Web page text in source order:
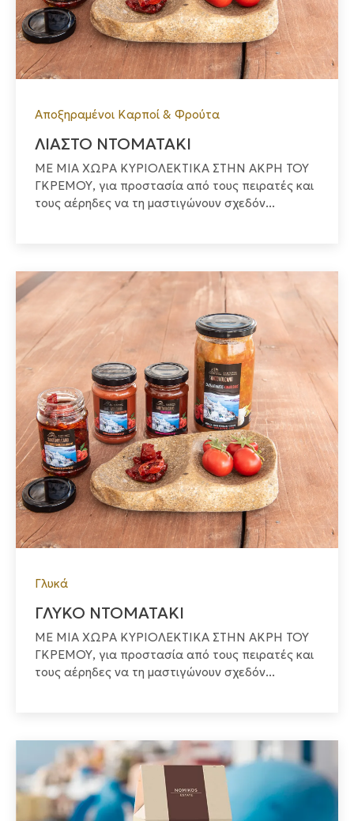
Αποξηραμένοι Καρποί & Φρούτα
ΛΙΑΣΤΟ ΝΤΟΜΑΤΑΚΙ
ΜΕ ΜΙΑ ΧΩΡΑ ΚΥΡΙΟΛΕΚΤΙΚΑ ΣΤΗΝ ΑΚΡΗ ΤΟΥ
ΓΚΡΕΜΟΥ, για προστασία από τους πειρατές και
τους αέρηδες να τη μαστιγώνουν σχεδόν...
Γλυκά
ΓΛΥΚΟ ΝΤΟΜΑΤΑΚΙ
ΜΕ ΜΙΑ ΧΩΡΑ ΚΥΡΙΟΛΕΚΤΙΚΑ ΣΤΗΝ ΑΚΡΗ ΤΟΥ
ΓΚΡΕΜΟΥ, για προστασία από τους πειρατές και
τους αέρηδες να τη μαστιγώνουν σχεδόν...